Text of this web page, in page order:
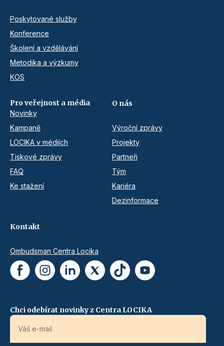
Poskytované služby
Konference
Školení a vzdělávání
Metodika a výzkumy
KOS
Pro veřejnost a média
Novinky
Kampaně
LOCIKA v médiích
Tiskové zprávy
FAQ
Ke stažení
O nás
Výroční zprávy
Projekty
Partneři
Tým
Kariéra
Dezinformace
Kontakt
Ombudsman Centra Locika
Chci odebírat novinky z Centra LOCIKA